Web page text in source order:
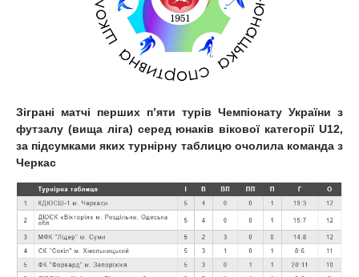
Зіграні матчі перших п’яти турів Чемпіонату України з
футзалу (вища ліга) серед юнаків вікової категорії U12,
за підсумками яких турнірну таблицю очолила команда з
Черкас